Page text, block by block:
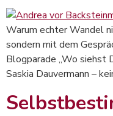
Warum echter Wandel
sondern mit dem
Blogparade „Wo siehst
Saskia Dauvermann –